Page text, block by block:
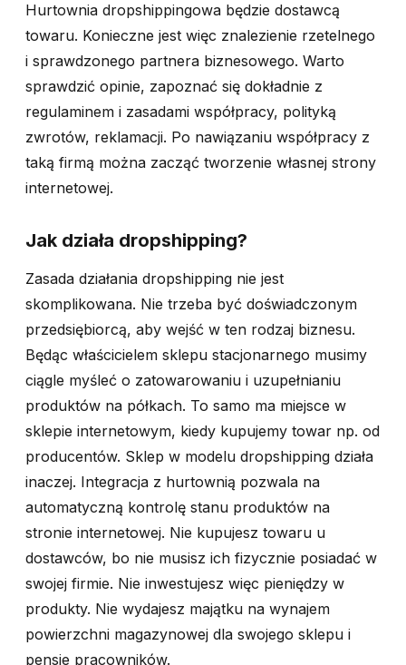
Hurtownia dropshippingowa będzie dostawcą
towaru. Konieczne jest więc znalezienie rzetelnego
i sprawdzonego partnera biznesowego. Warto
sprawdzić opinie, zapoznać się dokładnie z
regulaminem i zasadami współpracy, polityką
zwrotów, reklamacji. Po nawiązaniu współpracy z
taką firmą można zacząć tworzenie własnej strony
internetowej.
Jak działa dropshipping?
Zasada działania dropshipping nie jest
skomplikowana. Nie trzeba być doświadczonym
przedsiębiorcą, aby wejść w ten rodzaj biznesu.
Będąc właścicielem sklepu stacjonarnego musimy
ciągle myśleć o zatowarowaniu i uzupełnianiu
produktów na półkach. To samo ma miejsce w
sklepie internetowym, kiedy kupujemy towar np. od
producentów. Sklep w modelu dropshipping działa
inaczej. Integracja z hurtownią pozwala na
automatyczną kontrolę stanu produktów na
stronie internetowej. Nie kupujesz towaru u
dostawców, bo nie musisz ich fizycznie posiadać w
swojej firmie. Nie inwestujesz więc pieniędzy w
produkty. Nie wydajesz majątku na wynajem
powierzchni magazynowej dla swojego sklepu i
pensje pracowników.